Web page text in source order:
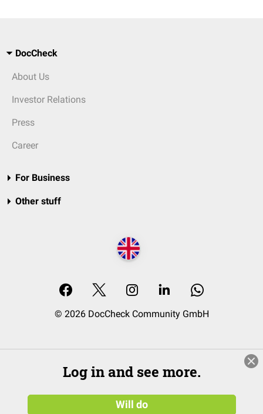
DocCheck
About Us
Investor Relations
Press
Career
For Business
Other stuff
© 2026 DocCheck Community GmbH
Log in and see more.
Will do